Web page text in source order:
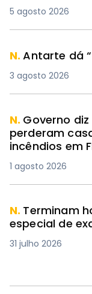
5 agosto 2026
N.Antarte dá
3 agosto 2026
N. Governo
perderam
incêndios em
1 agosto 2026
N. Terminam
especial de
31 julho 2026